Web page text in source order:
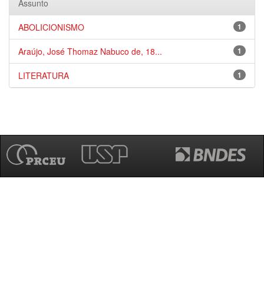
Assunto
1
ABOLICIONISMO
1
Araújo, José Thomaz Nabuco de, 18...
1
LITERATURA